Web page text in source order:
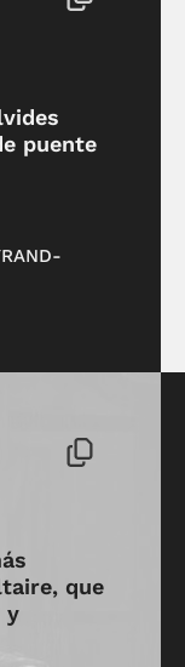
puente
que
y